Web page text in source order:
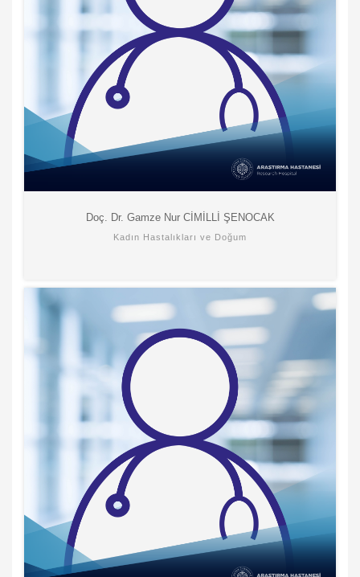
Doç. Dr. Gamze Nur CİMİLLİ ŞENOCAK
Kadın Hastalıkları ve Doğum